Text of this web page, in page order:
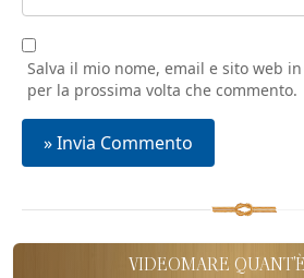
Salva il mio nome, email e sito web
per la prossima volta che commento.
VIDEOMARE